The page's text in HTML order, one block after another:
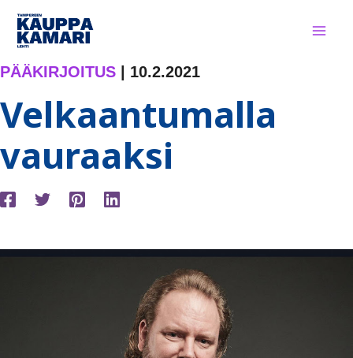
Siirry
sisältöön
PÄÄKIRJOITUS 10.2.2021
Velkaantumalla
vauraaksi